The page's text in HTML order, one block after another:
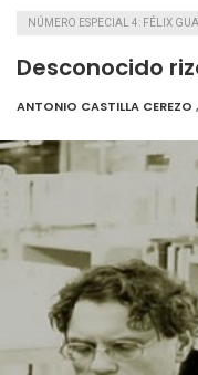
NÚMERO ESPECIAL 4: FÉLIX
Desconocido
ANTONIO CASTILLA CEREZO ,